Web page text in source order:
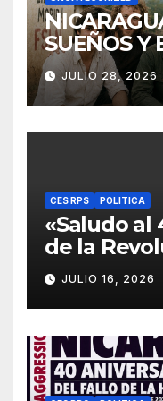
SUEÑOS Y
años de
donde
JULIO 28, 2026
CES RPS POLITICA
«Saludo al
de la
Sandinista
JULIO 16, 2026